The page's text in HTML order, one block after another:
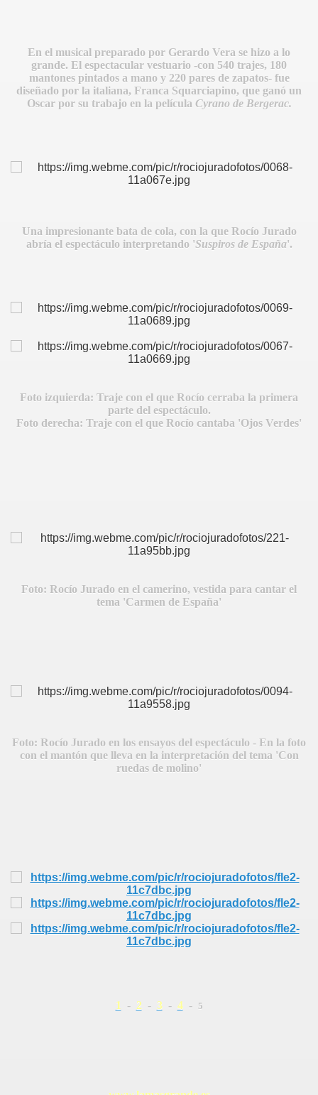
En el musical preparado por Gerardo Vera se hizo a lo
grande. El espectacular vestuario -con 540 trajes, 180
mantones pintados a mano y 220 pares de zapatos- fue
diseñado por la italiana, Franca Squarciapino, que ganó un
Oscar por su trabajo en la película Cyrano de Bergerac.
Una impresionante bata de cola, con la que Rocío Jurado
abría el espectáculo interpretando 'Suspiros de España'.
Foto izquierda: Traje con el que Rocío cerraba la primera
parte del espectáculo.
Foto derecha: Traje con el que Rocío cantaba 'Ojos Verdes'
Foto: Rocío Jurado en el camerino, vestida para cantar el
tema 'Carmen de España'
Foto: Rocío Jurado en los ensayos del espectáculo - En la foto
con el mantón que lleva en la interpretación del tema 'Con
ruedas de molino'
1 - 2 - 3- 4 - 5